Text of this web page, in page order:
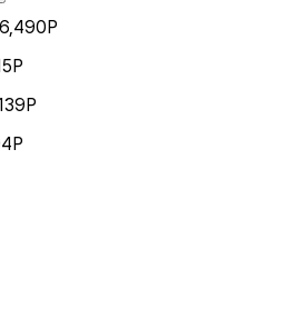
P
P
P
P